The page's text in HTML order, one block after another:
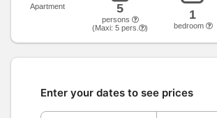
Apartment 5
persons
(Maxi: 5 pers. )
1
bedroom
Enter your dates to see prices